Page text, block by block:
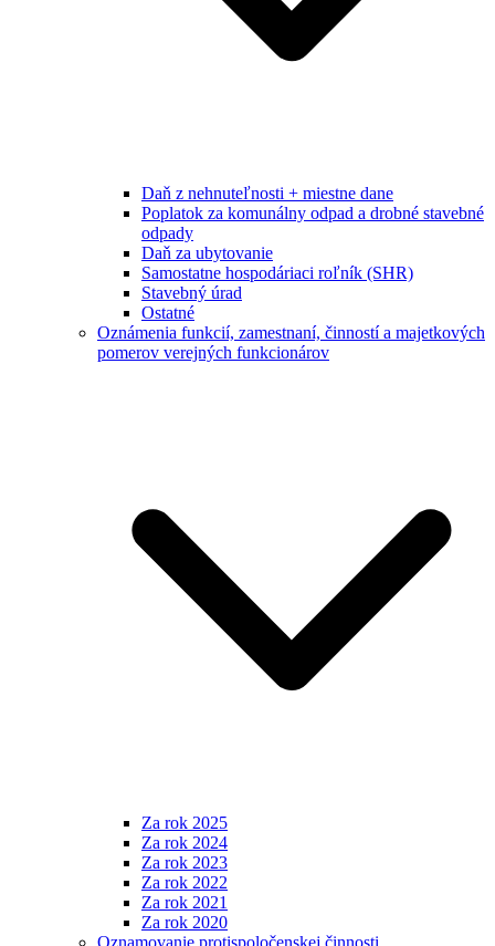
Daň z nehnuteľnosti + miestne dane
Poplatok za komunálny odpad a drobné stavebné
odpady
Daň za ubytovanie
Samostatne hospodáriaci roľník (SHR)
Stavebný úrad
Ostatné
Oznámenia funkcií, zamestnaní, činností a majetkových
pomerov verejných funkcionárov
Za rok 2025
Za rok 2024
Za rok 2023
Za rok 2022
Za rok 2021
Za rok 2020
Oznamovanie protispoločenskej činnosti